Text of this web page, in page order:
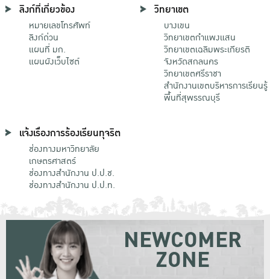
ลิงก์ที่เกี่ยวข้อง
หมายเลขโทรศัพท์
ลิงก์ด่วน
แผนที่ มก.
แผนผังเว็บไซต์
วิทยาเขต
บางเขน
วิทยาเขตกําแพงแสน
วิทยาเขตเฉลิมพระเกียรติ
จังหวัดสกลนคร
วิทยาเขตศรีราชา
สำนักงานเขตบริหารการเรียนรู้
พื้นที่สุพรรณบุรี
แจ้งเรื่องการร้องเรียนทุจริต
ช่องทางมหาวิทยาลัย
เกษตรศาสตร์
ช่องทางสำนักงาน ป.ป.ช.
ช่องทางสำนักงาน ป.ป.ท.
NEWCOMER
ZONE